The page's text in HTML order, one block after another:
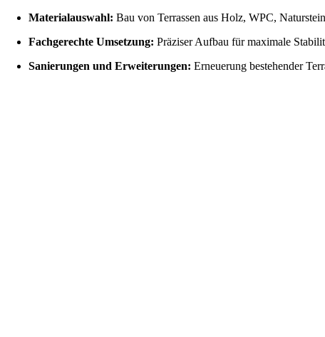
Materialauswahl: Bau von Terrassen aus Holz, WPC,
Fachgerechte Umsetzung: Präziser Aufbau für maximale
Sanierungen und Erweiterungen: Erneuerung bestehender